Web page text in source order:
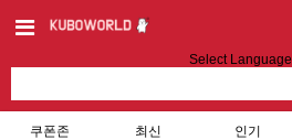
Select Language
쿠폰존 최신 인기